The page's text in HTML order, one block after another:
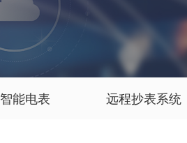
智能电表 远程抄表系统